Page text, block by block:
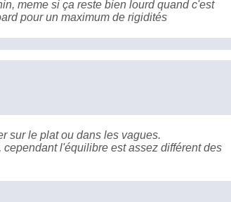
meme si ça reste bien lourd quand c'est
pour un maximum de rigidités
sur le plat ou dans les vagues.
l'équilibre est assez différent des